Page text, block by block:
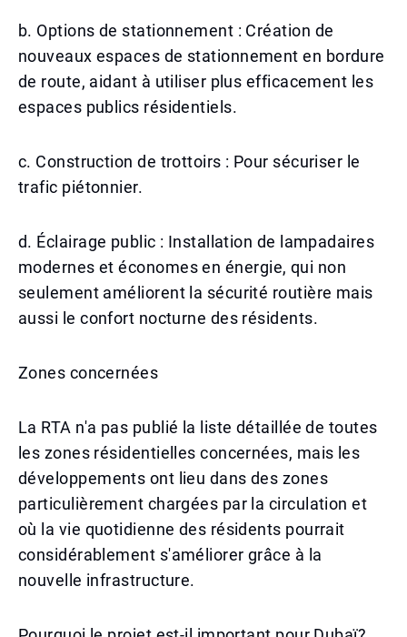
b. Options de stationnement : Création de
nouveaux espaces de stationnement en bordure
de route, aidant à utiliser plus efficacement les
espaces publics résidentiels.
c. Construction de trottoirs : Pour sécuriser le
trafic piétonnier.
d. Éclairage public : Installation de lampadaires
modernes et économes en énergie, qui non
seulement améliorent la sécurité routière mais
aussi le confort nocturne des résidents.
Zones concernées
La RTA n'a pas publié la liste détaillée de toutes
les zones résidentielles concernées, mais les
développements ont lieu dans des zones
particulièrement chargées par la circulation et
où la vie quotidienne des résidents pourrait
considérablement s'améliorer grâce à la
nouvelle infrastructure.